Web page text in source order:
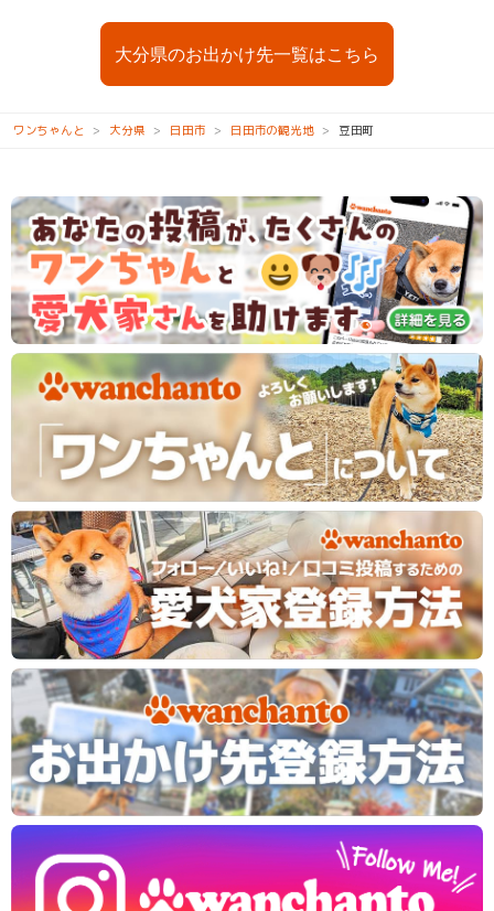
大分県のお出かけ先一覧はこちら
ワンちゃんと 大分県 日田市 日田市の観光地 豆田町